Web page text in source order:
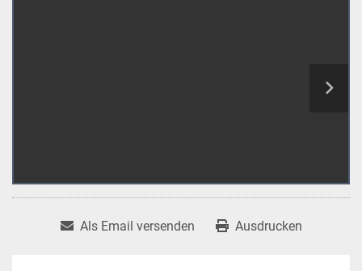
Als Email versenden Ausdrucken